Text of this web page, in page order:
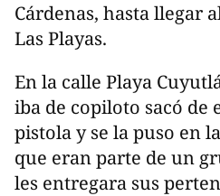
Cárdenas, hasta llegar
Las Playas.
En la calle Playa
iba de copiloto sacó de
pistola y se la puso en
que eran parte de un
les entregara sus